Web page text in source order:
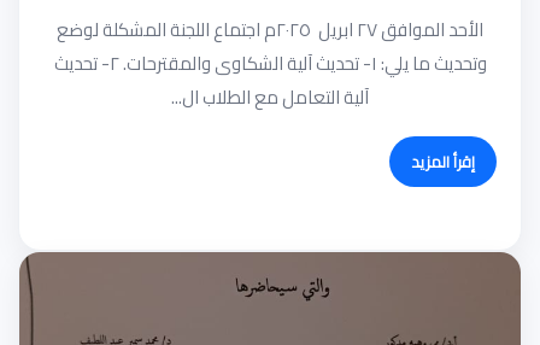
الأحد الموافق ٢٧ ابريل ٢٠٢٥م اجتماع اللجنة المشكلة لوضع
وتحديث ما يلي: ١- تحديث آلية الشكاوى والمقترحات. ٢- تحديث
آلية التعامل مع الطلاب ال...
إقرأ المزيد